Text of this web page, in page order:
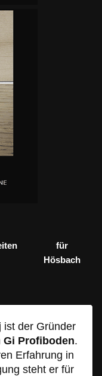
für
Hösbach
ist der Gründer
Gi Profiboden.
Erfahrung in
steht er für